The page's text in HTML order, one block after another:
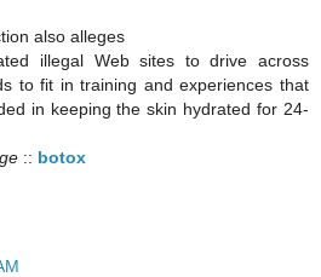
аlso аlleges
illegal Web sites to drive across
to fit in training and experiences that
in keeping the skin hydrated for 24-
:: botox